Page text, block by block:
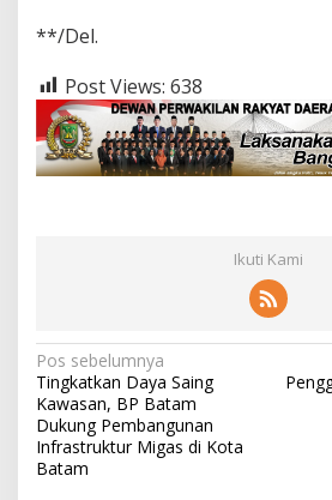
**/Del.
Post Views: 638
Ikuti Kami
N
a
v
i
Pos sebelumnya
Tingkatkan Daya Saing
Kawasan, BP Batam
Dukung Pembangunan
Infrastruktur Migas di Kota
Batam